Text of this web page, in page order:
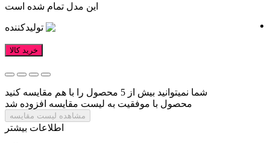
این مدل تمام شده است
تولیدکننده
خرید کالا
شما نمیتوانید بیش از 5 محصول را با هم مقایسه کنید
محصول با موفقیت به لیست مقایسه افزوده شد
مشاهده لیست مقایسه
اطلاعات بیشتر